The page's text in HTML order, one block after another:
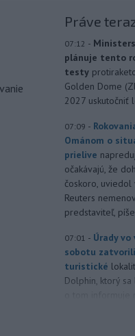
Práve
07:12 -
plánuje tento
testy
Golden Dome
2027 uskutočniť
07:09 -
Ománom o
prielive
očakávajú, že
čoskoro,
Reuters
predstaviteľ, píše
07:01 - Úrady vo
sobotu
turistické
Dolphin, ktorý sa